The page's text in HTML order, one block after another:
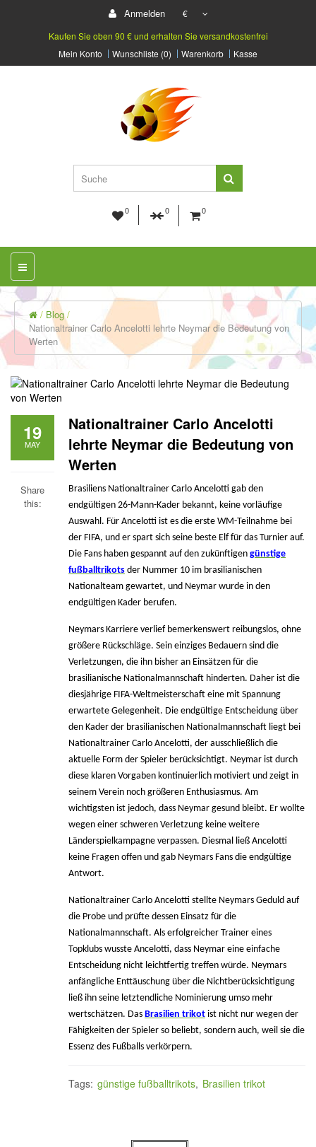
Anmelden
€
Kaufen Sie oben 90 € und erhalten Sie versandkostenfrei
Mein Konto
Wunschliste (0) Warenkorb Kasse
0 0 0
Blog
Nationaltrainer Carlo Ancelotti lehrte Neymar die Bedeutung von
Werten
19
MAY
Share
this:
Nationaltrainer Carlo Ancelotti
lehrte Neymar die Bedeutung von
Werten
Brasiliens Nationaltrainer Carlo Ancelotti gab den
endgültigen 26-Mann-Kader bekannt, keine vorläufige
Auswahl. Für Ancelotti ist es die erste WM-Teilnahme bei
der FIFA, und er spart sich seine beste Elf für das Turnier auf.
Die Fans haben gespannt auf den zukünftigen günstige
fußballtrikots der Nummer 10 im brasilianischen
Nationalteam gewartet, und Neymar wurde in den
endgültigen Kader berufen.
Neymars Karriere verlief bemerkenswert reibungslos, ohne
größere Rückschläge. Sein einziges Bedauern sind die
Verletzungen, die ihn bisher an Einsätzen für die
brasilianische Nationalmannschaft hinderten. Daher ist die
diesjährige FIFA-Weltmeisterschaft eine mit Spannung
erwartete Gelegenheit. Die endgültige Entscheidung über
den Kader der brasilianischen Nationalmannschaft liegt bei
Nationaltrainer Carlo Ancelotti, der ausschließlich die
aktuelle Form der Spieler berücksichtigt. Neymar ist durch
diese klaren Vorgaben kontinuierlich motiviert und zeigt in
seinem Verein noch größeren Enthusiasmus. Am
wichtigsten ist jedoch, dass Neymar gesund bleibt. Er wollte
wegen einer schweren Verletzung keine weitere
Länderspielkampagne verpassen. Diesmal ließ Ancelotti
keine Fragen offen und gab Neymars Fans die endgültige
Antwort.
Nationaltrainer Carlo Ancelotti stellte Neymars Geduld auf
die Probe und prüfte dessen Einsatz für die
Nationalmannschaft. Als erfolgreicher Trainer eines
Topklubs wusste Ancelotti, dass Neymar eine einfache
Entscheidung nicht leichtfertig treffen würde. Neymars
anfängliche Enttäuschung über die Nichtberücksichtigung
ließ ihn seine letztendliche Nominierung umso mehr
wertschätzen. Das Brasilien trikot ist nicht nur wegen der
Fähigkeiten der Spieler so beliebt, sondern auch, weil sie die
Essenz des Fußballs verkörpern.
Tags: günstige fußballtrikots, Brasilien trikot